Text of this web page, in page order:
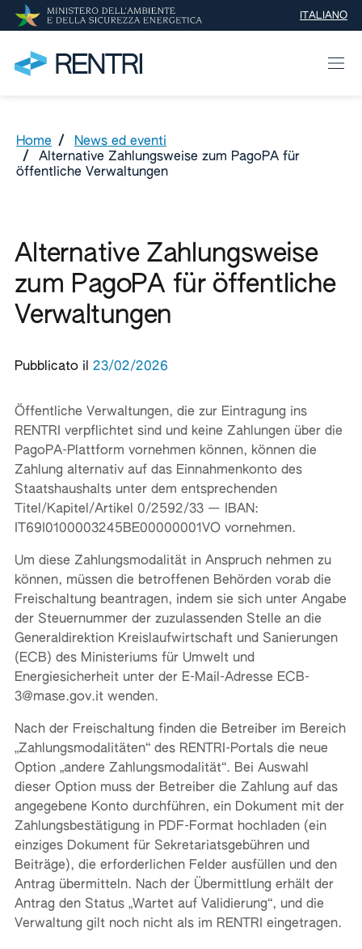
ITALIANO
Home /
News ed eventi
/
Alternative Zahlungsweise zum PagoPA für
öffentliche Verwaltungen
Alternative Zahlungsweise
zum PagoPA für öffentliche
Verwaltungen
Pubblicato il 23/02/2026
Öffentliche Verwaltungen, die zur Eintragung ins
RENTRI verpflichtet sind und keine Zahlungen über die
PagoPA-Plattform vornehmen können, können die
Zahlung alternativ auf das Einnahmenkonto des
Staatshaushalts unter dem entsprechenden
Titel/Kapitel/Artikel 0/2592/33 — IBAN:
IT69I0100003245BE00000001VO vornehmen.
Um diese Zahlungsmodalität in Anspruch nehmen zu
können, müssen die betroffenen Behörden vorab die
Freischaltung beantragen, indem sie sich unter Angabe
der Steuernummer der zuzulassenden Stelle an die
Generaldirektion Kreislaufwirtschaft und Sanierungen
(ECB) des Ministeriums für Umwelt und
Energiesicherheit unter der E-Mail-Adresse ECB-
3@mase.gov.it wenden.
Nach der Freischaltung finden die Betreiber im Bereich
„Zahlungsmodalitäten“ des RENTRI-Portals die neue
Option „andere Zahlungsmodalität“. Bei Auswahl
dieser Option muss der Betreiber die Zahlung auf das
angegebene Konto durchführen, ein Dokument mit der
Zahlungsbestätigung in PDF-Format hochladen (ein
einziges Dokument für Sekretariatsgebühren und
Beiträge), die erforderlichen Felder ausfüllen und den
Antrag übermitteln. Nach der Übermittlung erhält der
Antrag den Status „Wartet auf Validierung“, und die
Verwaltung gilt noch nicht als im RENTRI eingetragen.